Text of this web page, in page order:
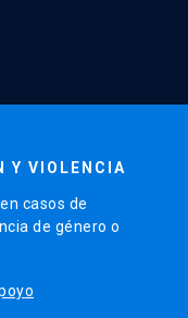
Y VIOLENCIA
casos de
de género o